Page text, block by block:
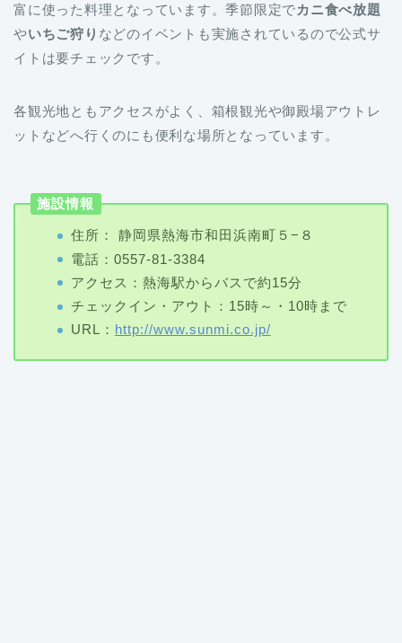
富に使った料理となっています。季節限定でカニ食べ放題
やいちご狩り などのイベントも実施されているので公式サ
イトは要チェックです。
各観光地ともアクセスがよく、箱根観光や御殿場アウトレ
ットなどへ行くのにも便利な場所となっています。
施設情報
住所： 静岡県熱海市和田浜南町５−８
電話：0557-81-3384
アクセス：熱海駅からバスで約15分
チェックイン・アウト：15時～・10時まで
URL： http://www.sunmi.co.jp/